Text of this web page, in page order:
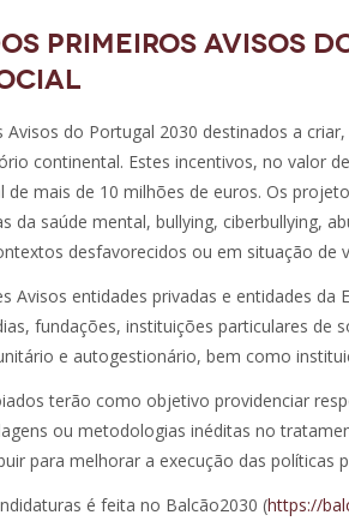
PRIMEIROS AVISOS
Avisos do Portugal 2030 destinados a
continental. Estes incentivos, no valor
mais de 10 milhões de euros. Os
da saúde mental, bullying, ciberbullying,
desfavorecidos ou em situação de
Avisos entidades privadas e entidades
fundações, instituições particulares de
e autogestionário, bem como
terão como objetivo providenciar
ou metodologias inéditas no
para melhorar a execução das políticas
é feita no Balcão2030 (https://